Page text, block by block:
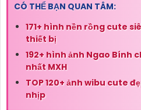
CÓ THỂ BẠN QUAN TÂM:
171+ hình nền rồng cute
thiết bị
192+ hình ảnh Ngao Bính
nhất MXH
TOP 120+ ảnh wibu cute
nhịp